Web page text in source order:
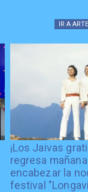
IR A
¡Los Jaivas
regresa
encabezar la
festival